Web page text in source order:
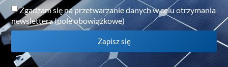
Zgadzam się na przetwarzanie danych w celu otrzymania
newslettera (pole obowiązkowe)
Zapisz się